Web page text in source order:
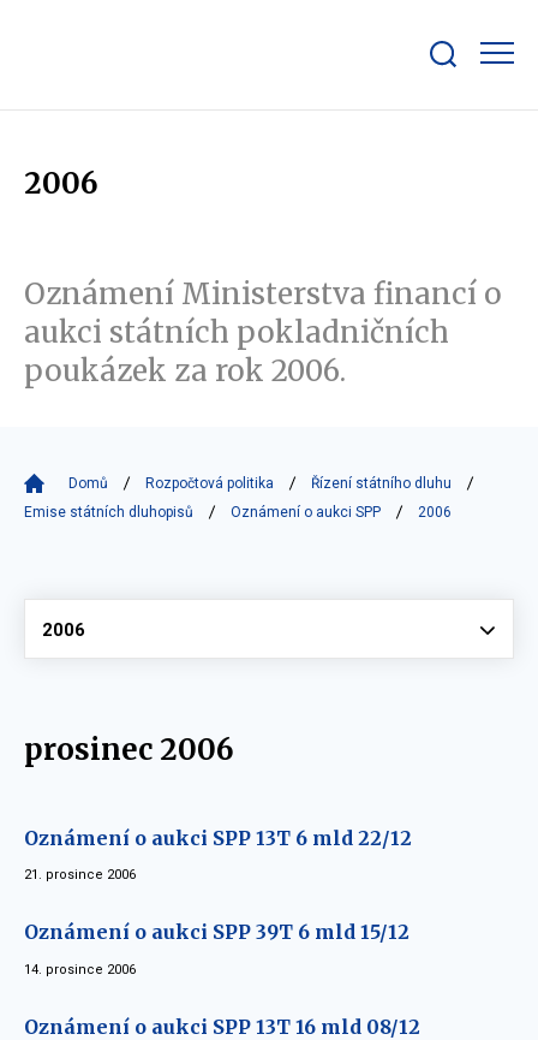
bar
2006
Oznámení Ministerstva financí o
aukci státních pokladničních
poukázek za rok 2006.
Domů Rozpočtová politika
Řízení státního dluhu
Emise státních dluhopisů
Oznámení o aukci SPP 2006
Vyberte
2006
prosinec 2006
Oznámení o aukci SPP 13T 6 mld 22/12
21. prosince 2006
Oznámení o aukci SPP 39T 6 mld 15/12
14. prosince 2006
Oznámení o aukci SPP 13T 16 mld 08/12